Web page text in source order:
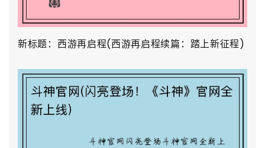
新标题：西游再启程(西游再启程续篇：踏上新征程)